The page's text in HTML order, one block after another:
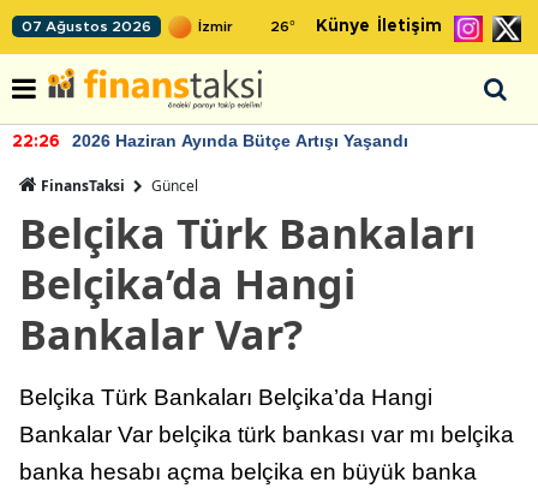
07 Ağustos 2026 26° Künye İletişim
22:26 2026 Haziran Ayında Bütçe Artışı Yaşandı
FinansTaksi Güncel
Belçika Türk Bankaları
Belçika’da Hangi
Bankalar Var?
Belçika Türk Bankaları Belçika’da Hangi
Bankalar Var belçika türk bankası var mı belçika
banka hesabı açma belçika en büyük banka